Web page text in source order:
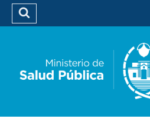
Buscar